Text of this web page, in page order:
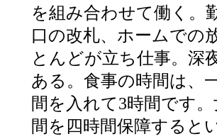
を組み合わせて働く。
口の改札、ホームでの
とんどが立ち仕事。深
ある。食事の時間は、
間を入れて3時間です
間を四時間保障すると